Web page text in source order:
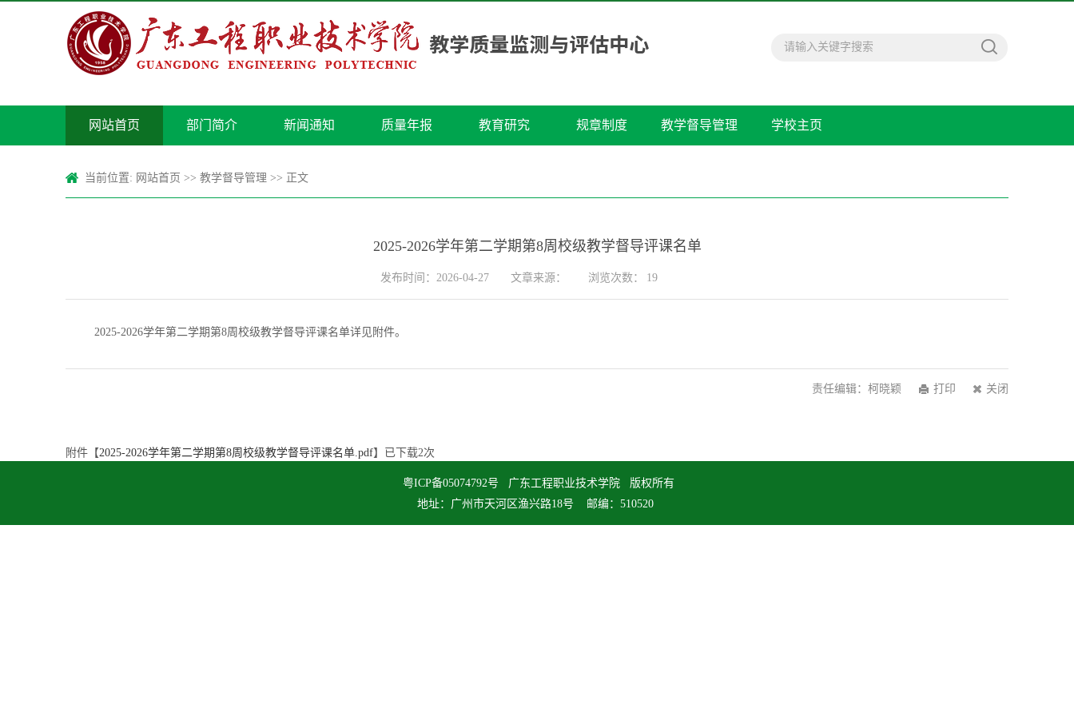
网站首页 部门简介 新闻通知 质量年报 教育研究 规章制度 教学督导管理 学校主页
当前位置: 网站首页 >> 教学督导管理 >> 正文
2025-2026学年第二学期第8周校级教学督导评课名单
发布时间：2026-04-27 文章来源： 浏览次数： 19
2025-2026学年第二学期第8周校级教学督导评课名单详见附件。
关闭
打印
责任编辑：柯晓颖
附件【2025-2026学年第二学期第8周校级教学督导评课名单.pdf】已下载2次
粤ICP备05074792号 广东工程职业技术学院 版权所有
地址：广州市天河区渔兴路18号 邮编：510520